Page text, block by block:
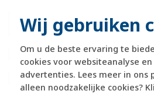
Wij gebruiken
Om u de beste ervaring te
cookies voor websiteanalyse
advertenties. Lees meer in ons
alleen noodzakelijke cookies?
Montagerichting
Slagvastheid
Beschermingsgraad (IP)
Geschikt voor vloerpot
Transparant